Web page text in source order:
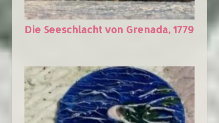
Die Seeschlacht von Grenada, 1779